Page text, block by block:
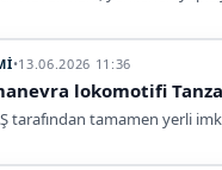
•13.06.2026 11:36
lokomotifi
tarafından tamamen yerli